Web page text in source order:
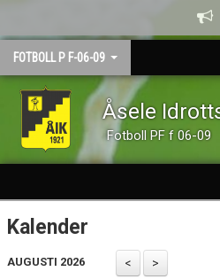
FOTBOLL P F-06-09
Åsele
Fotboll PF f 06-09
HEM
NYHETER
Kalender
AUGUSTI 2026